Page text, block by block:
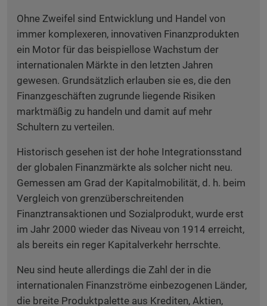
Ohne Zweifel sind Entwicklung und Handel von
immer komplexeren, innovativen Finanzprodukten
ein Motor für das beispiellose Wachstum der
internationalen Märkte in den letzten Jahren
gewesen. Grundsätzlich erlauben sie es, die den
Finanzgeschäften zugrunde liegende Risiken
marktmäßig zu handeln und damit auf mehr
Schultern zu verteilen.
Historisch gesehen ist der hohe Integrationsstand
der globalen Finanzmärkte als solcher nicht neu.
Gemessen am Grad der Kapitalmobilität, d. h. beim
Vergleich von grenzüberschreitenden
Finanztransaktionen und Sozialprodukt, wurde erst
im Jahr 2000 wieder das Niveau von 1914 erreicht,
als bereits ein reger Kapitalverkehr herrschte.
Neu sind heute allerdings die Zahl der in die
internationalen Finanzströme einbezogenen Länder,
die breite Produktpalette aus Krediten, Aktien,